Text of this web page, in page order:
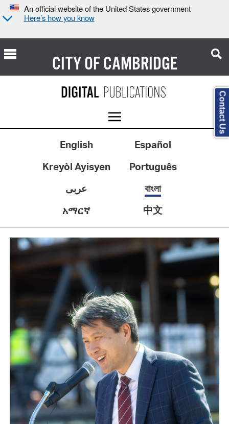
An official website of the United States government
Here’s how you know
CITY OFCAMBRIDGE
English
Español
Kreyòl Ayisyen
Português
عربى
বাংলা
አማርኛ
中文
Contact Us